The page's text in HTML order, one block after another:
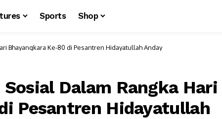
Sports Shop
Bhayangkara Ke-80 di Pesantren Hidayatullah Anday
Dalam Rangka Hari
Pesantren Hidayatullah